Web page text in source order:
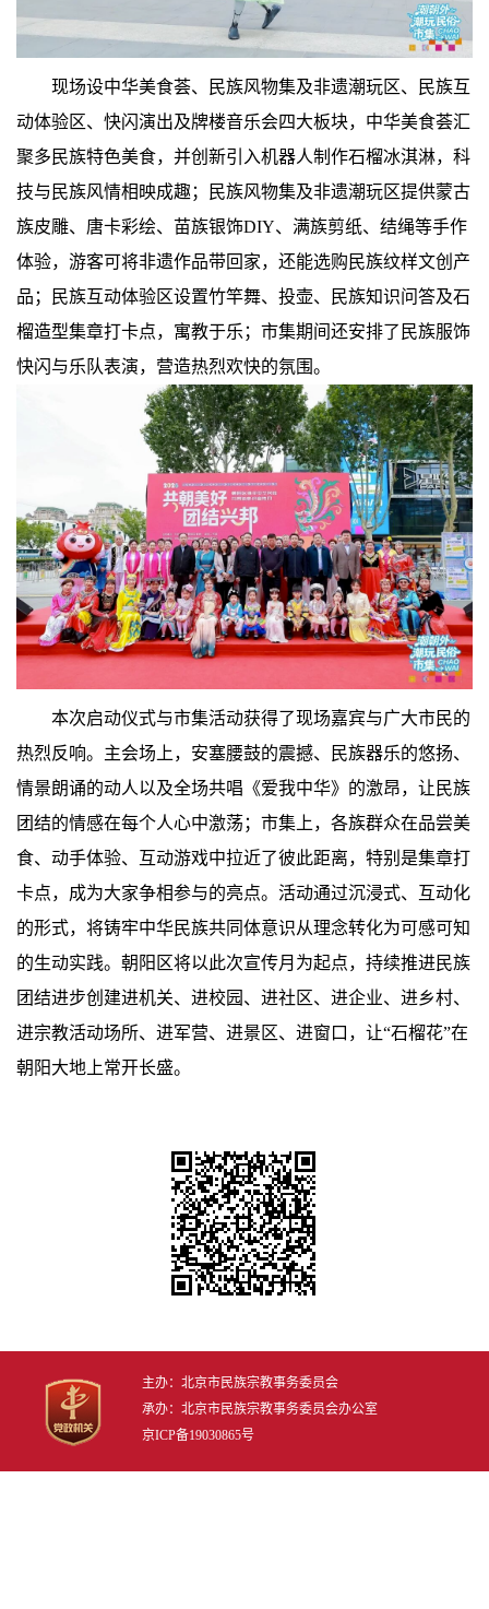
现场设中华美食荟、民族风物集及非遗潮玩区、民族互
动体验区、快闪演出及牌楼音乐会四大板块，中华美食荟汇
聚多民族特色美食，并创新引入机器人制作石榴冰淇淋，科
技与民族风情相映成趣；民族风物集及非遗潮玩区提供蒙古
族皮雕、唐卡彩绘、苗族银饰DIY、满族剪纸、结绳等手作
体验，游客可将非遗作品带回家，还能选购民族纹样文创产
品；民族互动体验区设置竹竿舞、投壶、民族知识问答及石
榴造型集章打卡点，寓教于乐；市集期间还安排了民族服饰
快闪与乐队表演，营造热烈欢快的氛围。
本次启动仪式与市集活动获得了现场嘉宾与广大市民的
热烈反响。主会场上，安塞腰鼓的震撼、民族器乐的悠扬、
情景朗诵的动人以及全场共唱《爱我中华》的激昂，让民族
团结的情感在每个人心中激荡；市集上，各族群众在品尝美
食、动手体验、互动游戏中拉近了彼此距离，特别是集章打
卡点，成为大家争相参与的亮点。活动通过沉浸式、互动化
的形式，将铸牢中华民族共同体意识从理念转化为可感可知
的生动实践。朝阳区将以此次宣传月为起点，持续推进民族
团结进步创建进机关、进校园、进社区、进企业、进乡村、
进宗教活动场所、进军营、进景区、进窗口，让“石榴花”在
朝阳大地上常开长盛。
主办：北京市民族宗教事务委员会
承办：北京市民族宗教事务委员会办公室
京ICP备19030865号